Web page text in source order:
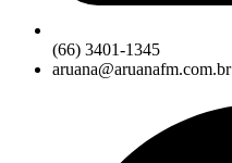
(66) 3401-1345
aruana@aruanafm.com.br